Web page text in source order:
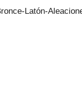
Latón-